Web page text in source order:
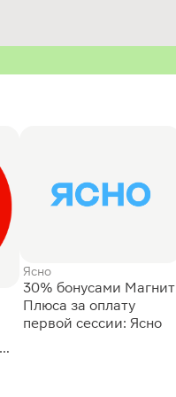
Ясно
30% бонусами Магнит
Плюса за оплату
первой сессии: Ясно